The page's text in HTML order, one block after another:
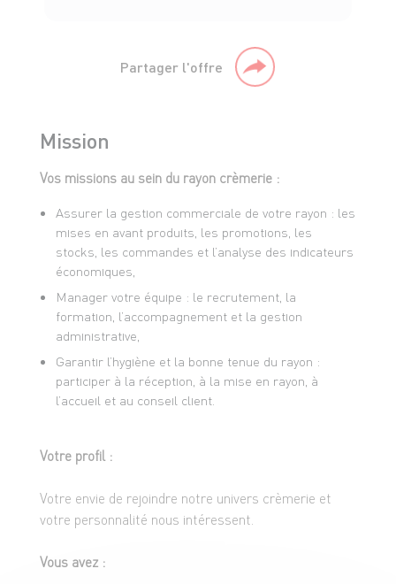
Partager l'offre
Mission
Vos missions au sein du rayon crèmerie :
Assurer la gestion commerciale de votre rayon : les
mises en avant produits, les promotions, les
stocks, les commandes et l’analyse des indicateurs
économiques,
Manager votre équipe : le recrutement, la
formation, l’accompagnement et la gestion
administrative,
Garantir l’hygiène et la bonne tenue du rayon :
participer à la réception, à la mise en rayon, à
l’accueil et au conseil client.
Votre profil :
Votre envie de rejoindre notre univers crèmerie et
votre personnalité nous intéressent.
Vous avez :